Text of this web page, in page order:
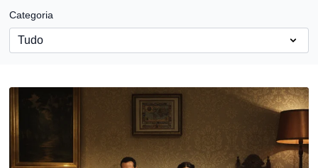
Categoria